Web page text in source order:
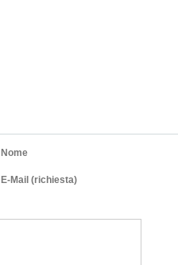
Nome
E-Mail (richiesta)